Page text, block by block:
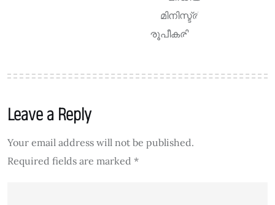
Leave a Reply
Your email address will not be published.
Required fields are marked *